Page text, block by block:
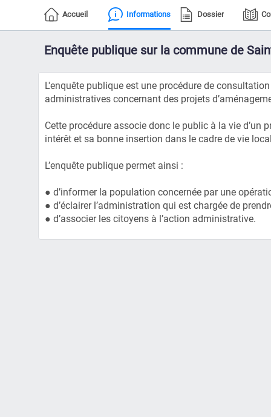
Accueil Informations Dossier
Enquête publique sur la commune de
L'enquête publique est une procédure de
administratives concernant des projets
Cette procédure associe donc le public à la vie
intérêt et sa bonne insertion dans le cadre de vie
L’enquête publique permet ainsi :
● d’informer la population concernée par une
● d’éclairer l’administration qui est chargée de
● d’associer les citoyens à l’action administrative.